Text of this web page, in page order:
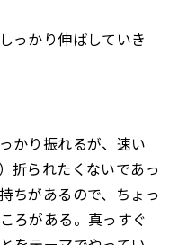
っかり伸ばしていき
かり振れるが、速い
折られたくないであっ
ちがあるので、ちょっ
ろがある。真っすぐ